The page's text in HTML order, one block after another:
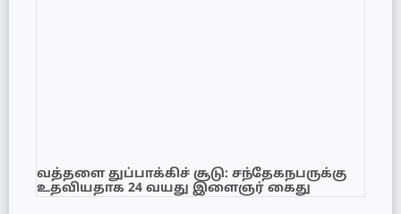
வத்தளை துப்பாக்கிச் சூடு: சந்தேகநபருக்கு
உதவியதாக 24 வயது இளைஞர் கைது